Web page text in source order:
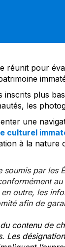
réunit pour
inscrits plus
les
une
culturel
à la nature
soumis par les
outre, les
afin de
contenu de
Les